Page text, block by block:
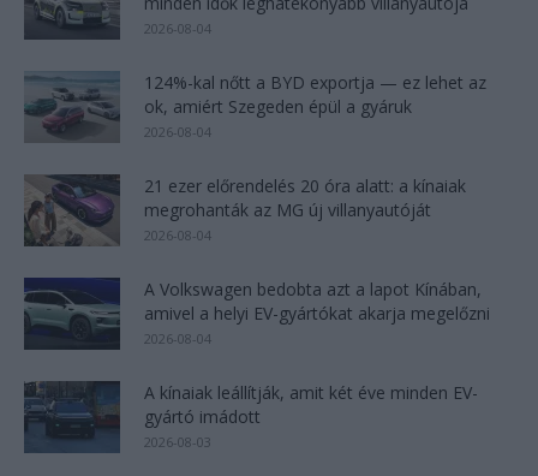
2026-08-04
124%-kal nőtt a BYD exportja — ez lehet az
ok, amiért Szegeden épül a gyáruk
2026-08-04
21 ezer előrendelés 20 óra alatt: a kínaiak
megrohanták az MG új villanyautóját
2026-08-04
A Volkswagen bedobta azt a lapot Kínában,
amivel a helyi EV-gyártókat akarja megelőzni
2026-08-04
A kínaiak leállítják, amit két éve minden EV-
gyártó imádott
2026-08-03